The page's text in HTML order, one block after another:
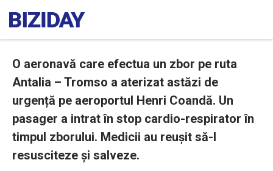
O aeronavă care efectua un zbor pe ruta
Antalia – Tromso a aterizat astăzi de
urgență pe aeroportul Henri Coandă. Un
pasager a intrat în stop cardio-respirator în
timpul zborului. Medicii au reușit să-l
resusciteze și salveze.